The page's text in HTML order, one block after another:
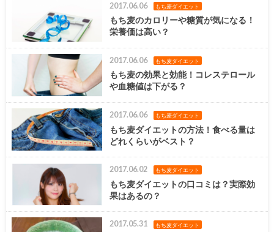
2017.06.06 もち麦ダイエット
もち麦のカロリーや糖質が気になる！
栄養価は高い？
2017.06.06 もち麦ダイエット
もち麦の効果と効能！コレステロール
や血糖値は下がる？
2017.06.06 もち麦ダイエット
もち麦ダイエットの方法！食べる量は
どれくらいがベスト？
2017.06.02 もち麦ダイエット
もち麦ダイエットの口コミは？実際効
果はあるの？
2017.05.31 もち麦ダイエット